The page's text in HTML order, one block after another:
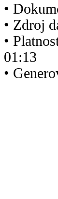
•
• Zdroj
•
01:13
•